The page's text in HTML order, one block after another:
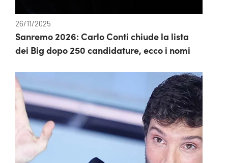
26/11/2025
Sanremo 2026: Carlo Conti chiude la lista
dei Big dopo 250 candidature, ecco i nomi